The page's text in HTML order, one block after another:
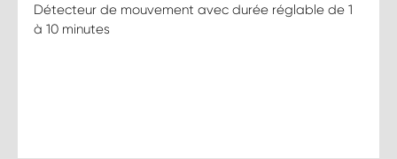
Détecteur de mouvement avec durée réglable de 1
à 10 minutes